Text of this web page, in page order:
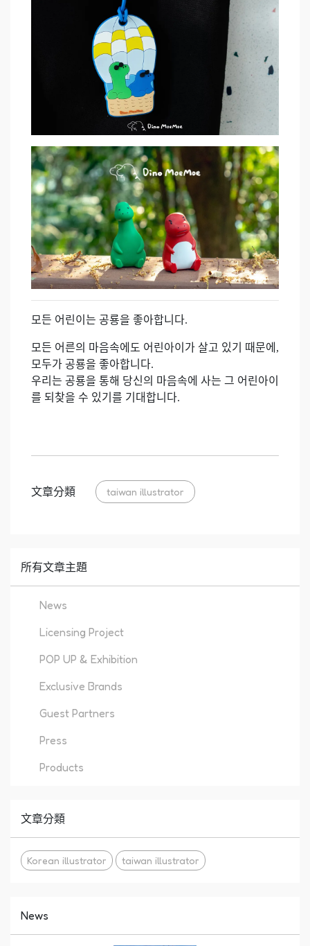
모든 어린이는 공룡을 좋아합니다.
모든 어른의 마음속에도 어린아이가 살고 있기 때문에,
모두가 공룡을 좋아합니다.
우리는 공룡을 통해 당신의 마음속에 사는 그 어린아이
를 되찾을 수 있기를 기대합니다.
文章分類 taiwan illustrator
所有文章主題
News
Licensing Project
POP UP & Exhibition
Exclusive Brands
Guest Partners
Press
Products
文章分類
Korean illustrator taiwan illustrator
News